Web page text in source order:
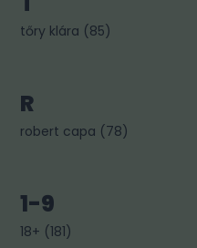
tőry klára (85)
R
robert capa (78)
1-9
18+ (181)